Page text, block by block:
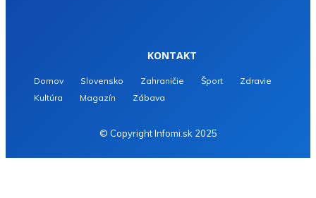
KONTAKT
Domov Slovensko Zahraničie Šport
Zdravie
Kultúra
Magazín Zábava
© Copyright Infomi.sk 2025